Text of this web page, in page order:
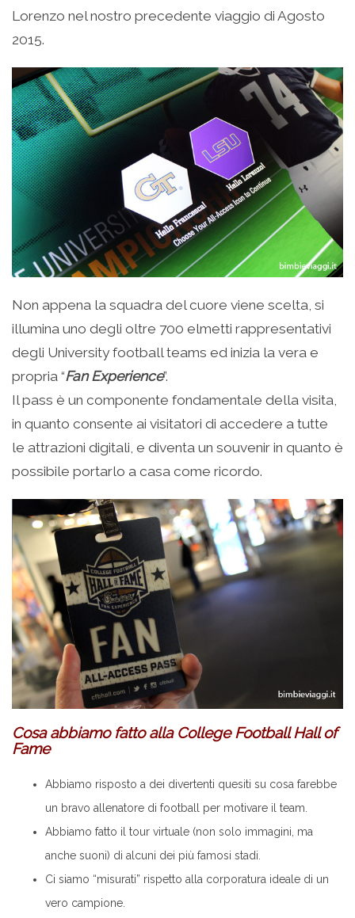
Lorenzo nel nostro precedente viaggio di Agosto
2015.
Non appena la squadra del cuore viene scelta, si
illumina uno degli oltre 700 elmetti rappresentativi
degli University football teams ed inizia la vera e
propria “Fan Experience”.
Il pass è un componente fondamentale della visita,
in quanto consente ai visitatori di accedere a tutte
le attrazioni digitali, e diventa un souvenir in quanto è
possibile portarlo a casa come ricordo.
Cosa abbiamo fatto alla College Football Hall of
Fame
Abbiamo risposto a dei divertenti quesiti su cosa farebbe
un bravo allenatore di football per motivare il team.
Abbiamo fatto il tour virtuale (non solo immagini, ma
anche suoni) di alcuni dei più famosi stadi.
Ci siamo “misurati” rispetto alla corporatura ideale di un
vero campione.